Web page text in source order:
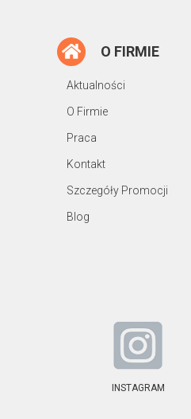
O FIRMIE
Aktualności
O Firmie
Praca
Kontakt
Szczegóły Promocji
Blog
INSTAGRAM